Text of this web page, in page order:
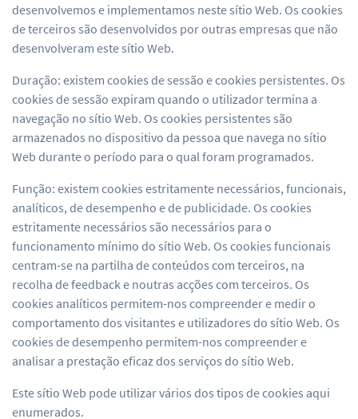
desenvolvemos e implementamos neste sítio Web. Os cookies
de terceiros são desenvolvidos por outras empresas que não
desenvolveram este sítio Web.
Duração: existem cookies de sessão e cookies persistentes. Os
cookies de sessão expiram quando o utilizador termina a
navegação no sítio Web. Os cookies persistentes são
armazenados no dispositivo da pessoa que navega no sítio
Web durante o período para o qual foram programados.
Função: existem cookies estritamente necessários, funcionais,
analíticos, de desempenho e de publicidade. Os cookies
estritamente necessários são necessários para o
funcionamento mínimo do sítio Web. Os cookies funcionais
centram-se na partilha de conteúdos com terceiros, na
recolha de feedback e noutras acções com terceiros. Os
cookies analíticos permitem-nos compreender e medir o
comportamento dos visitantes e utilizadores do sítio Web. Os
cookies de desempenho permitem-nos compreender e
analisar a prestação eficaz dos serviços do sítio Web.
Este sítio Web pode utilizar vários dos tipos de cookies aqui
enumerados.